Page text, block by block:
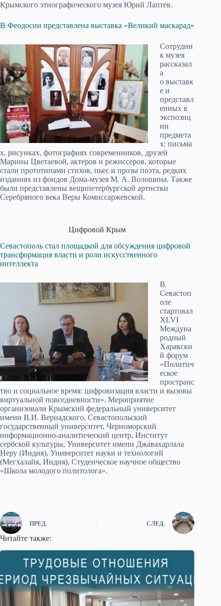
Крымского этнографического музея Юрий Лаптев.
В Феодосии представлена выставка «Великий маскарад»
Сотрудни
к музея
рассказал
а
о выставк
е и
представл
енных в
экспозиц
ии
предмета
х: письма
х, рисунках, фотографиях современников, друзей
Марины Цветаевой, актеров и режиссеров, которые
стали прототипами стихов, пьес и прозы поэта, редких
изданиях из фондов Дома-музея М. А. Волошина. Также
были представлены вещипетербургской артистки
Серебряного века Веры Комиссаржевской.
Цифровой Крым
Севастополь стал площадкой для обсуждения цифровой
трансформация власти и роли искусственного
интеллекта
В
Севастоп
оле
стартовал
XLVI
Междуна
родный
Xаракски
й форум
«Политич
еское
пространс
тво и социальное время: цифровизация власти и вызовы
виртуальной повседневности». Мероприятие
организовали Крымский федеральный университет
имени В.И. Вернадского, Севастопольский
государственный университет, Черноморский
информационно-аналитический центр, Институт
сербской культуры, Университет имени Джавахарлала
Неру (Индия), Университет науки и технологий
(Мегхалайя, Индия), Студенческое научное общество
«Школа молодого политолога».
ПРЕД. СЛЕД.
Читайте также: